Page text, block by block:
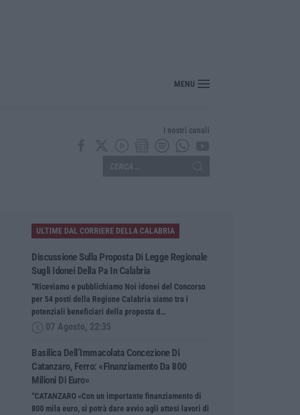
Renzi: «Conte? Sarebbe delittuoso vannaccizzare la coalizione»
MENU
I nostri canali
ULTIME DAL CORRIERE DELLA CALABRIA
Discussione Sulla Proposta Di Legge Regionale
Sugli Idonei Della Pa In Calabria
“Riceviamo e pubblichiamo Noi idonei del Concorso
per 54 posti della Regione Calabria siamo tra i
potenziali beneficiari della proposta d…
07 Agosto, 22:35
Basilica Dell’Immacolata Concezione Di
Catanzaro, Ferro: «finanziamento Da 800
Milioni Di Euro»
“CATANZARO «Con un importante finanziamento di
800 mila euro, si potrà dare avvio agli attesi lavori di